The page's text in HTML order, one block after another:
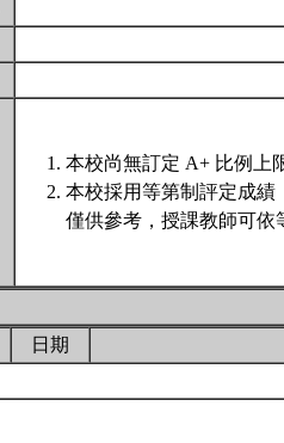
本校尚無訂定 A+ 比例上
本校採用等第制評定成績
僅供參考，授課教師可依
日期